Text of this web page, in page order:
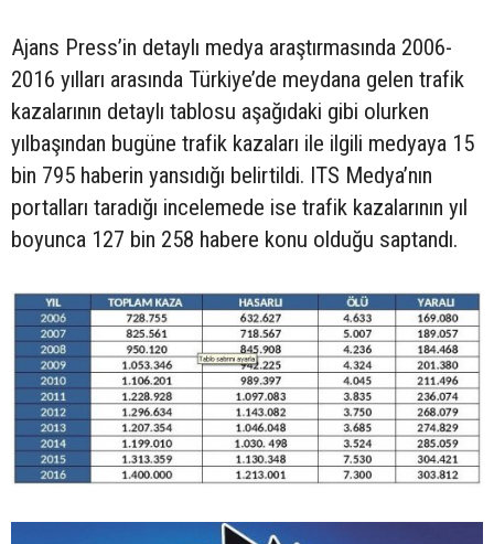
Ajans Press’in detaylı medya araştırmasında 2006-
2016 yılları arasında Türkiye’de meydana gelen trafik
kazalarının detaylı tablosu aşağıdaki gibi olurken
yılbaşından bugüne trafik kazaları ile ilgili medyaya 15
bin 795 haberin yansıdığı belirtildi. ITS Medya’nın
portalları taradığı incelemede ise trafik kazalarının yıl
boyunca 127 bin 258 habere konu olduğu saptandı.